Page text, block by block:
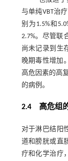
与单纯VBT治
别为1.5%和
2.7%。尽管联
尚未记录到生
晚期毒性增加
高危因素的高
的病例。
2.4 高危组
对于淋巴结阳
道和膀胱或直
疗和化学治疗